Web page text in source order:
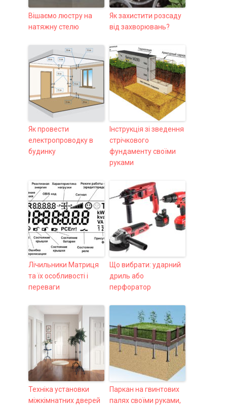
Вішаємо люстру на
натяжну стелю
Як захистити розсаду
від захворювань?
Як провести
електропроводку в
будинку
Інструкція зі зведення
стрічкового
фундаменту своїми
руками
Лічильники Матриця
та їх особливості і
переваги
Що вибрати: ударний
дриль або
перфоратор
Техніка установки
міжкімнатних дверей
Паркан на гвинтових
палях своїми руками,